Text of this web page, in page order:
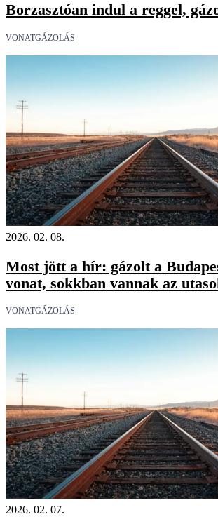
Borzasztóan indul a reggel,
VONATGÁZOLÁS
2026. 02. 08.
Most jött a hír: gázolt a
vonat, sokkban vannak az
VONATGÁZOLÁS
2026. 02. 07.